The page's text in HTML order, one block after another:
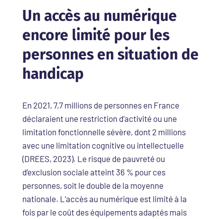
Un accès au numérique
encore limité pour les
personnes en situation de
handicap
En 2021, 7,7 millions de personnes en France
déclaraient une restriction d’activité ou une
limitation fonctionnelle sévère, dont 2 millions
avec une limitation cognitive ou intellectuelle
(DREES, 2023). Le risque de pauvreté ou
d’exclusion sociale atteint 36 % pour ces
personnes, soit le double de la moyenne
nationale. L’accès au numérique est limité à la
fois par le coût des équipements adaptés mais